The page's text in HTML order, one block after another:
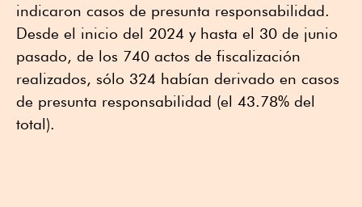
indicaron casos de presunta responsabilidad.
Desde el inicio del 2024 y hasta el 30 de junio
pasado, de los 740 actos de fiscalización
realizados, sólo 324 habían derivado en casos
de presunta responsabilidad (el 43.78% del
total).